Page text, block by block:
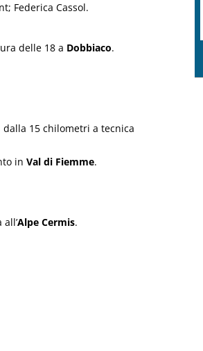
Federica Cassol.
delle 18 a Dobbiaco.
dalla 15 chilometri a tecnica
in Val di Fiemme.
Alpe Cermis.